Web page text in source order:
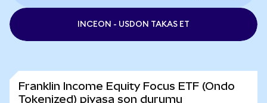
INCEON - USDON TAKAS ET
Franklin Income Equity Focus ETF (Ondo
Tokenized) piyasa son durumu